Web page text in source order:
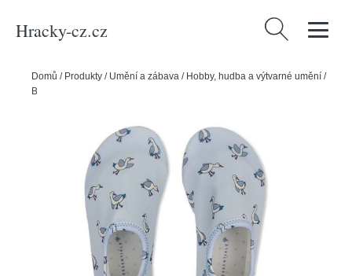
Hracky-cz.cz Vyhledávání
Domů / Produkty / Umění a zábava / Hobby, hudba a výtvarné umění /
Boty do vody Little Seagull vel. 25- 26